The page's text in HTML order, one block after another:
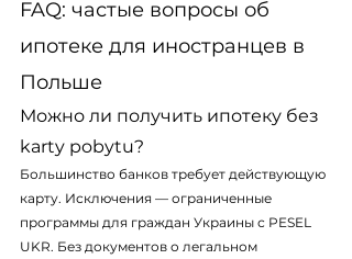
FAQ: частые вопросы об
ипотеке для иностранцев в
Польше
Можно ли получить ипотеку без
karty pobytu?
Большинство банков требует действующую
карту. Исключения — ограниченные
программы для граждан Украины с PESEL
UKR. Без документов о легальном